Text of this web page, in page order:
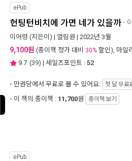
ePub
헌팅턴비치에 가면 네가 있을까 -
이어령 (지은이) | 열림원 | 2022년 3월
9,100원 (종이책 정가 대비 30% 할인), 마일
9.7 (39) | 세일즈포인트 : 52
만권당에서 무료로 볼 수 있어요. 첫 달 무료
이 책의 종이책 : 11,700원 종이책 보기
ePub